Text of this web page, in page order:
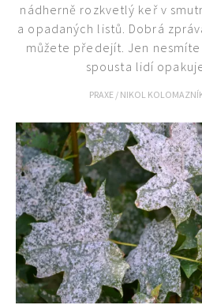
nádherně rozkvetlý keř v
a opadaných listů. Dobrá
můžete předejít. Jen
spousta lidí
PRAXE / NIKOL